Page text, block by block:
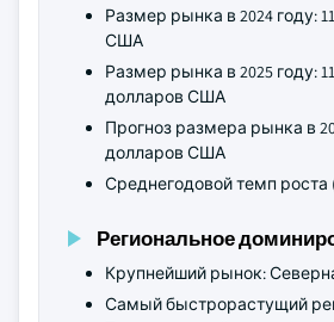
Размер рынка в 2024 году:
США
Размер рынка в 2025 году:
долларов США
Прогноз размера рынка в
долларов США
Среднегодовой темп роста
Региональное
Крупнейший рынок:
Самый быстрорастущий